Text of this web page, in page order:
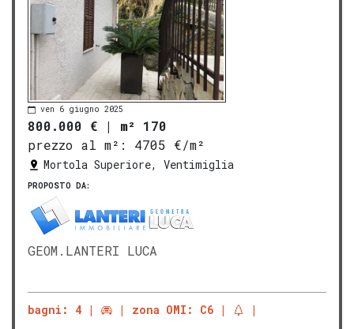
ven 6 giugno 2025
800.000 € | m² 170
prezzo al m²:
4705 €/m²
Mortola Superiore, Ventimiglia
PROPOSTO DA:
GEOM.LANTERI LUCA
bagni: 4 zona OMI: C6